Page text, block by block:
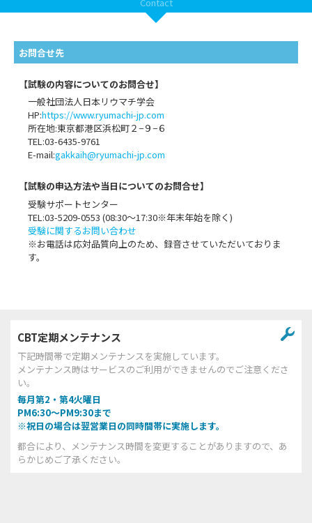
お問合せ先
【試験の内容についてのお問合せ】
一般社団法人日本リウマチ学会
HP:https://www.ryumachi-jp.com
所在地:東京都港区浜松町２−９−６
TEL:03-6435-9761
E-mail:gakkaih@ryumachi-jp.com
【試験の申込方法や当日についてのお問合せ】
受験サポートセンター
TEL:03-5209-0553 (08:30〜17:30※年末年始を除く)
受験に関するお問い合わせ
※お電話は応対品質向上のため、録音させていただいておりま
す。
CBT定期メンテナンス
下記時間帯で定期メンテナンスを実施しています。
メンテナンス時はサービスのご利用ができませんのでご注意くださ
い。
毎月第2・第4火曜日
PM6:30～PM9:30まで
※祝日の場合は翌営業日の同時間帯に実施します。
都合により、メンテナンス時間を変更することがありますので、あ
らかじめご了承ください。